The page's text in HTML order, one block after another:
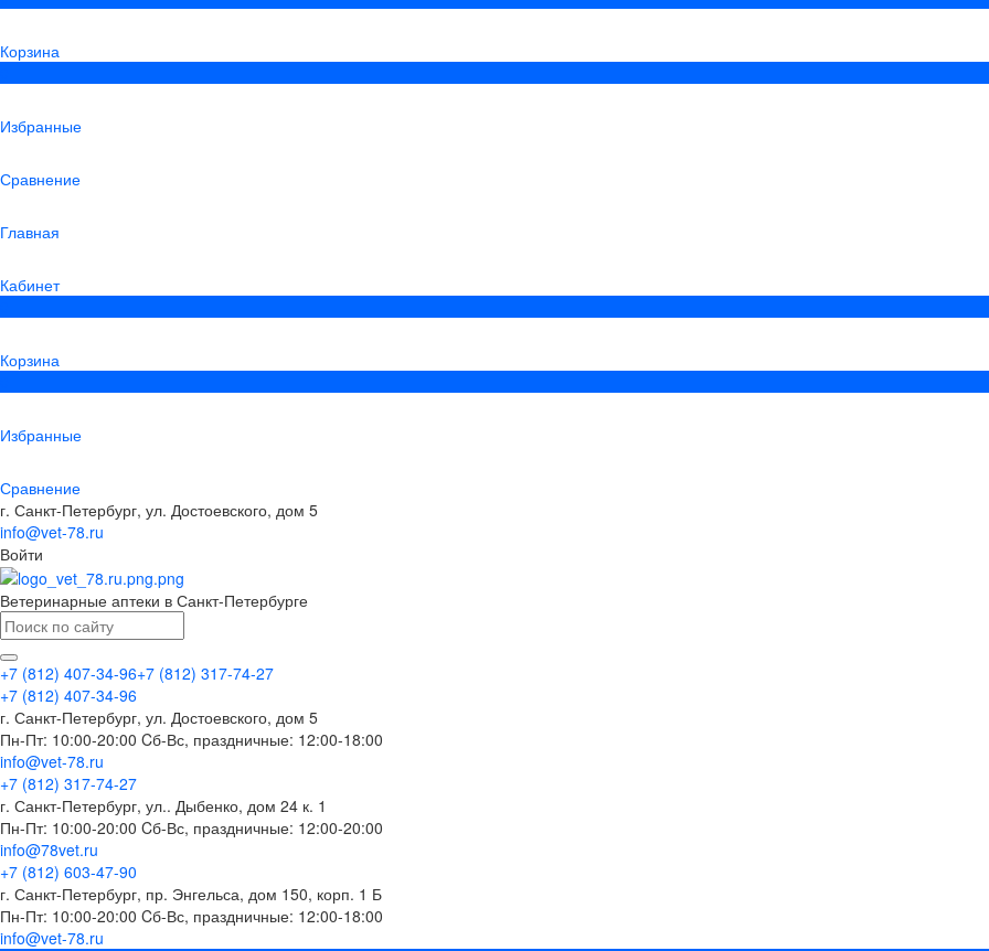
Корзина
Избранные
Сравнение
Главная
Кабинет
Корзина
Избранные
Сравнение
г. Санкт-Петербург, ул. Достоевского, дом 5
info@vet-78.ru
Войти
Ветеринарные аптеки в Санкт-Петербурге
+7 (812) 407-34-96+7 (812) 317-74-27
+7 (812) 407-34-96
г. Санкт-Петербург, ул. Достоевского, дом 5
Пн-Пт: 10:00-20:00 Cб-Вс, праздничные: 12:00-18:00
info@vet-78.ru
+7 (812) 317-74-27
г. Санкт-Петербург, ул.. Дыбенко, дом 24 к. 1
Пн-Пт: 10:00-20:00 Cб-Вс, праздничные: 12:00-20:00
info@78vet.ru
+7 (812) 603-47-90
г. Санкт-Петербург, пр. Энгельса, дом 150, корп. 1 Б
Пн-Пт: 10:00-20:00 Cб-Вс, праздничные: 12:00-18:00
info@vet-78.ru